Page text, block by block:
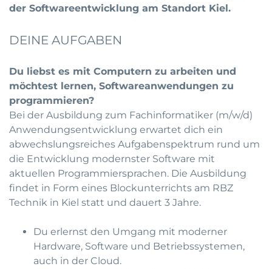
der Softwareentwicklung am Standort Kiel.
DEINE AUFGABEN
Du liebst es mit Computern zu arbeiten und
möchtest lernen, Softwareanwendungen zu
programmieren?
Bei der Ausbildung zum Fachinformatiker (m/w/d)
Anwendungsentwicklung erwartet dich ein
abwechslungsreiches Aufgabenspektrum rund um
die Entwicklung modernster Software mit
aktuellen Programmiersprachen. Die Ausbildung
findet in Form eines Blockunterrichts am RBZ
Technik in Kiel statt und dauert 3 Jahre.
Du erlernst den Umgang mit moderner
Hardware, Software und Betriebssystemen,
auch in der Cloud.